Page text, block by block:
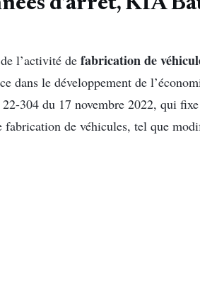
l’activité de fabrication de
dans le développement de
304 du 17 novembre 2022, qui
fabrication de véhicules, tel que